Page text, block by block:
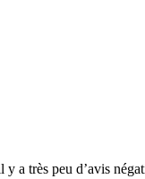
a très peu d’avis